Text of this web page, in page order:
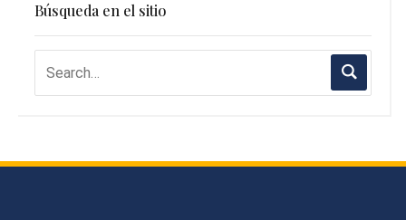
Búsqueda en el sitio